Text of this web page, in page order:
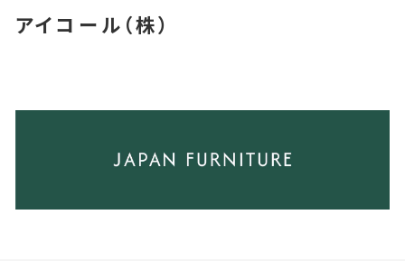
アイコール（株）